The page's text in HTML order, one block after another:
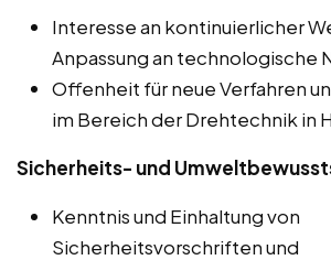
Interesse an kontinuierlicher
Anpassung an technologische
Offenheit für neue Verfahren
im Bereich der Drehtechnik in
Sicherheits- und
Kenntnis und Einhaltung von
Sicherheitsvorschriften und